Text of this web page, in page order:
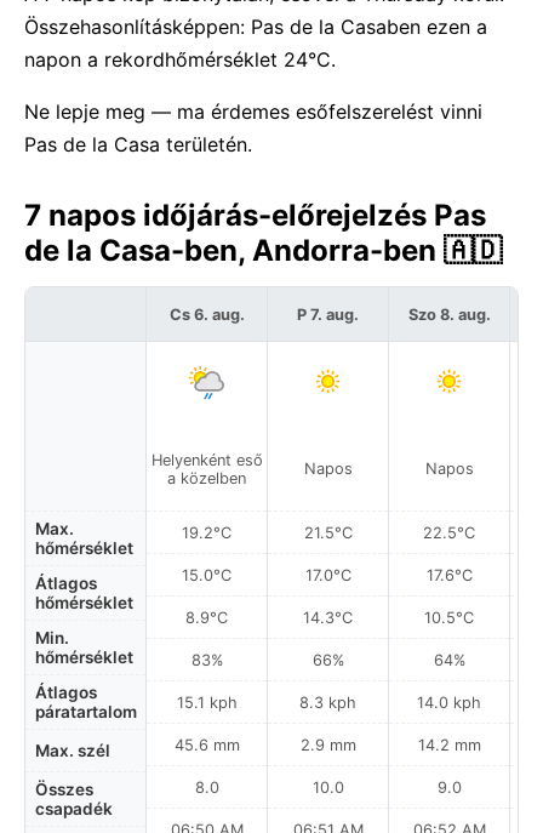
Összehasonlításképpen: Pas de la Casaben ezen a
napon a rekordhőmérséklet 24°C.
Ne lepje meg — ma érdemes esőfelszerelést vinni
Pas de la Casa területén.
7 napos időjárás-előrejelzés Pas
de la Casa-ben, Andorra-ben 🇦🇩
Max.
hőmérséklet
Átlagos
hőmérséklet
Min.
hőmérséklet
Átlagos
páratartalom
Max. szél
Összes
csapadék
Cs 6. aug.
Helyenként eső
a közelben
19.2°C
15.0°C
8.9°C
83%
15.1 kph
45.6 mm
8.0
06:50 AM
P 7. aug.
Napos
21.5°C
17.0°C
14.3°C
66%
8.3 kph
2.9 mm
10.0
06:51 AM
Szo 8. aug.
Napos
22.5°C
17.6°C
10.5°C
64%
14.0 kph
14.2 mm
9.0
06:52 AM